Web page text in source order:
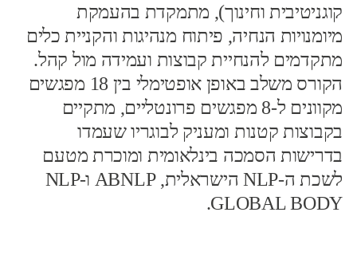
קוגניטיבית וחינוך), מתמקדת בהעמקת
מיומנויות הנחיה, פיתוח מנהיגות והקניית כלים
מתקדמים להנחיית קבוצות ועמידה מול קהל.
הקורס משלב באופן אופטימלי בין 18 מפגשים
מקוונים ל-8 מפגשים פרונטליים, מתקיים
בקבוצות קטנות ומעניק לבוגריו שעמדו
בדרישות הסמכה בינלאומית ומוכרת מטעם
לשכת ה-NLP הישראלית, ABNLP ו-NLP
GLOBAL BODY.